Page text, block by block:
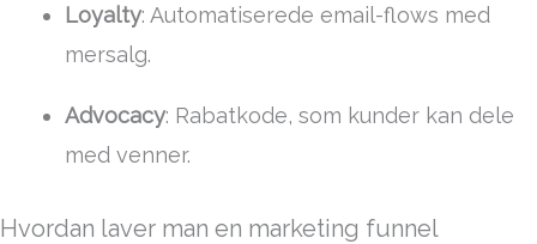
Loyalty: Automatiserede email-flows med
mersalg.
Advocacy: Rabatkode, som kunder kan dele
med venner.
Hvordan laver man en marketing funnel